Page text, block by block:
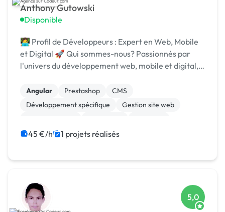
Anthony Gutowski
Disponible
👩‍💻 Profil de Développeurs : Expert en Web, Mobile
et Digital 🚀 Qui sommes-nous? Passionnés par
l'univers du développement web, mobile et digital,
solutions concrètes. Notre objectif est de créer...
Angular Prestashop
CMS
Développement spécifique
Gestion site web
Machine Learning
Community management
45 €/h 1 projets réalisés
5,0